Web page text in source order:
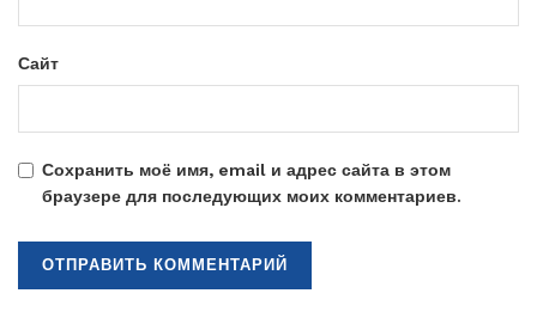
Сайт
Сохранить моё имя, email и адрес сайта в этом
браузере для последующих моих комментариев.